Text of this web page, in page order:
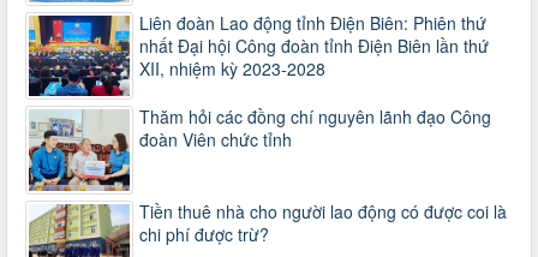
37/HD-TLĐ
Hướng dẫn Công đoàn với việc tổ chức và hoạt động của
Ban Thanh tra Nhân dân
Thời gian đăng: 27/12/2024
lượt xem: 4938 | lượt tải:1349
35/HD-TLĐ
Hướng dẫn thực hiện một số nội dung chi liên quan đến
công tác kiểm tra, giám sát tại Công đoàn cơ sở
Thời gian đăng: 27/12/2024
lượt xem: 2072 | lượt tải:503
Liên đoàn Lao động tỉnh Điện Biên: Phiên thứ
nhất Đại hội Công đoàn tỉnh Điện Biên lần thứ
XII, nhiệm kỳ 2023-2028
Thăm hỏi các đồng chí nguyên lãnh đạo Công
đoàn Viên chức tỉnh
Tiền thuê nhà cho người lao động có được coi là
chi phí được trừ?